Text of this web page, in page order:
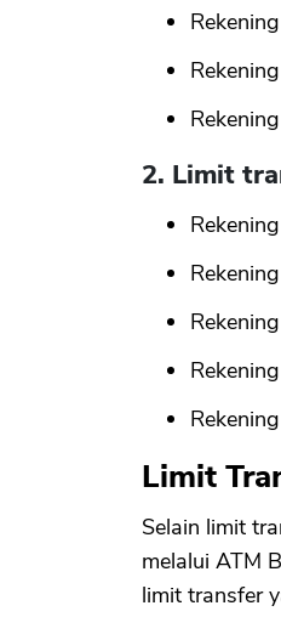
2. Limit
Limit
Selain limit
melalui ATM
limit transfer